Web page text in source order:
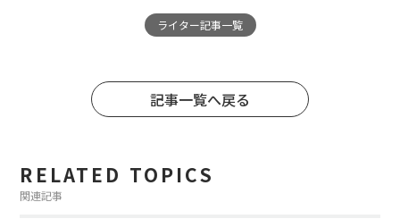
ライター記事一覧
記事一覧へ戻る
RELATED TOPICS
関連記事